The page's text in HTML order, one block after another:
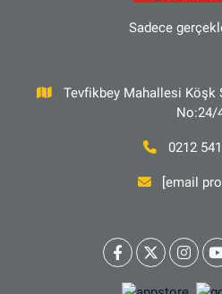
Sadece
Tevfikbey Mahallesi Köşk
No:24/
0212
[email